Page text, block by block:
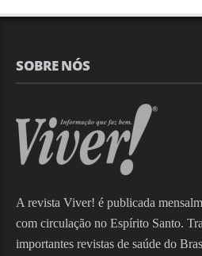
SOBRE NÓS
A revista Viver! é publicada
com circulação no Espírito Santo.
importantes revistas de saúde do